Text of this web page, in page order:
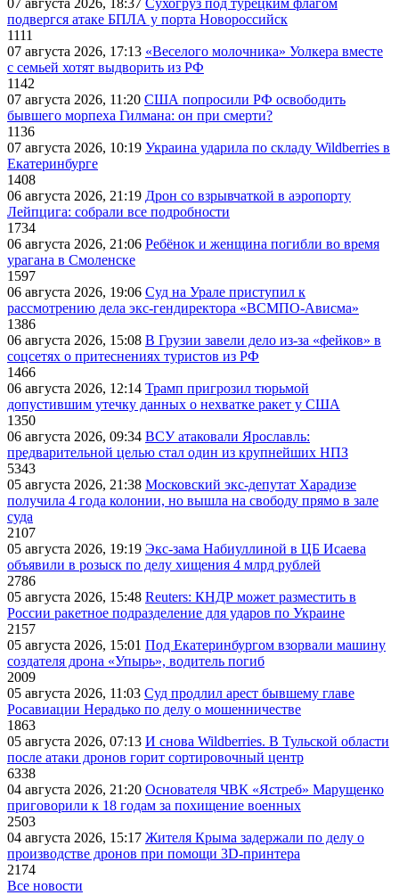
07 августа 2026, 18:37 Сухогруз под турецким флагом
подвергся атаке БПЛА у порта Новороссийск
1111
07 августа 2026, 17:13 «Веселого молочника» Уолкера вместе
с семьей хотят выдворить из РФ
1142
07 августа 2026, 11:20 США попросили РФ освободить
бывшего морпеха Гилмана: он при смерти?
1136
07 августа 2026, 10:19 Украина ударила по складу Wildberries в
Екатеринбурге
1408
06 августа 2026, 21:19 Дрон со взрывчаткой в аэропорту
Лейпцига: собрали все подробности
1734
06 августа 2026, 21:06 Ребёнок и женщина погибли во время
урагана в Смоленске
1597
06 августа 2026, 19:06 Суд на Урале приступил к
рассмотрению дела экс-гендиректора «ВСМПО-Ависма»
1386
06 августа 2026, 15:08 В Грузии завели дело из-за «фейков» в
соцсетях о притеснениях туристов из РФ
1466
06 августа 2026, 12:14 Трамп пригрозил тюрьмой
допустившим утечку данных о нехватке ракет у США
1350
06 августа 2026, 09:34 ВСУ атаковали Ярославль:
предварительной целью стал один из крупнейших НПЗ
5343
05 августа 2026, 21:38 Московский экс-депутат Харадизе
получила 4 года колонии, но вышла на свободу прямо в зале
суда
2107
05 августа 2026, 19:19 Экс-зама Набиуллиной в ЦБ Исаева
объявили в розыск по делу хищения 4 млрд рублей
2786
05 августа 2026, 15:48 Reuters: КНДР может разместить в
России ракетное подразделение для ударов по Украине
2157
05 августа 2026, 15:01 Под Екатеринбургом взорвали машину
создателя дрона «Упырь», водитель погиб
2009
05 августа 2026, 11:03 Суд продлил арест бывшему главе
Росавиации Нерадько по делу о мошенничестве
1863
05 августа 2026, 07:13 И снова Wildberries. В Тульской области
после атаки дронов горит сортировочный центр
6338
04 августа 2026, 21:20 Основателя ЧВК «Ястреб» Марущенко
приговорили к 18 годам за похищение военных
2503
04 августа 2026, 15:17 Жителя Крыма задержали по делу о
производстве дронов при помощи 3D‑принтера
2174
Все новости